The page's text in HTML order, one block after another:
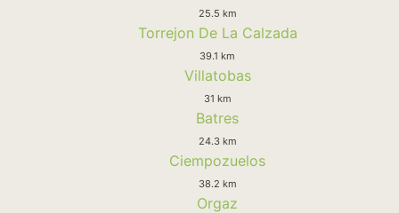
25.5 km
Torrejon De La Calzada
39.1 km
Villatobas
31 km
Batres
24.3 km
Ciempozuelos
38.2 km
Orgaz